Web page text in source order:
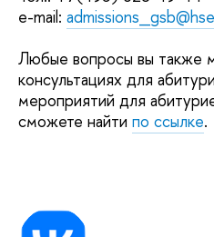
e-mail:
Любые вопросы вы также
консультациях для
мероприятий для
сможете найти по ссылке.